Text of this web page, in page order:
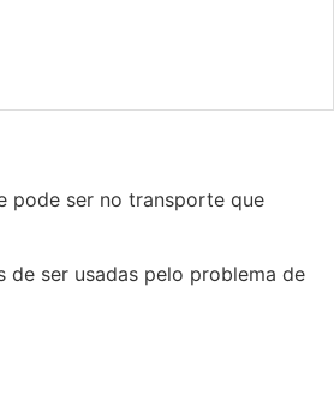
pode ser no transporte que
de ser usadas pelo problema de